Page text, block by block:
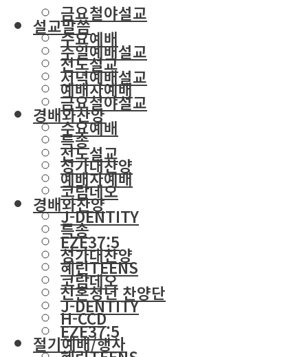
금요철야설교
수요예배
전도설교
예배자예배
경배와찬양
특송
성가대찬양
코람데오
J-DENTITY
EZE37:5
혜린TEENS
신혼청년 찬양단
H-CCD
절기예배/행사
설교말씀
주일예배설교
저녁예배설교
금요철야설교
수요예배
전도설교
예배자예배
경배와찬양
특송
성가대찬양
코람데오
J-DENTITY
EZE37:5